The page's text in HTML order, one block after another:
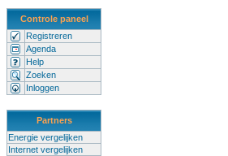
Controle paneel
Registreren
Agenda
Help
Zoeken
Inloggen
Partners
Energie vergelijken
Internet vergelijken